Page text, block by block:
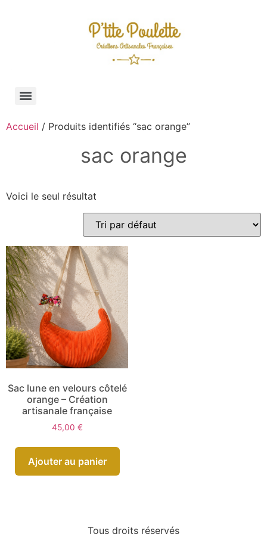
Accueil / Produits identifiés “sac orange”
sac orange
Voici le seul résultat
Sac lune en velours côtelé
orange – Création
artisanale française
45,00 €
Ajouter au panier
Tous droits réservés